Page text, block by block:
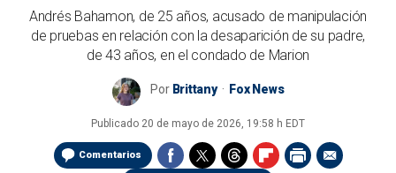
Andrés Bahamon, de 25 años, acusado de manipulación
de pruebas en relación con la desaparición de su padre,
de 43 años, en el condado de Marion
Por Brittany Fox News
Publicado 20 de mayo de 2026, 19:58 h EDT
Comentarios